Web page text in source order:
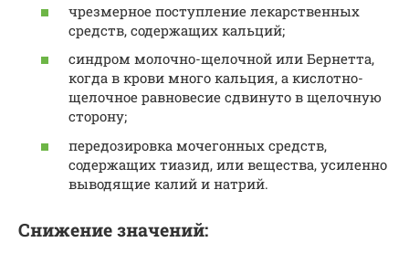
чрезмерное поступление лекарственных
средств, содержащих кальций;
синдром молочно-щелочной или Бернетта,
когда в крови много кальция, а кислотно-
щелочное равновесие сдвинуто в щелочную
сторону;
передозировка мочегонных средств,
содержащих тиазид, или вещества, усиленно
выводящие калий и натрий.
Снижение значений: